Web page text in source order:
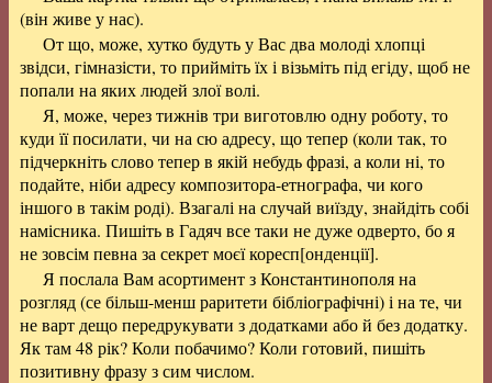
(він живе у нас).
От що, може, хутко будуть у Вас два молоді хлопці
звідси, гімназісти, то прийміть їх і візьміть під егіду, щоб не
попали на яких людей злої волі.
Я, може, через тижнів три виготовлю одну роботу, то
куди її посилати, чи на сю адресу, що тепер (коли так, то
підчеркніть слово тепер в якій небудь фразі, а коли ні, то
подайте, ніби адресу композитора-етнографа, чи кого
іншого в такім роді). Взагалі на случай виїзду, знайдіть собі
намісника. Пишіть в Гадяч все таки не дуже одверто, бо я
не зовсім певна за секрет моєї коресп[онденції].
Я послала Вам асортимент з Константинополя на
розгляд (се більш-менш раритети бібліографічні) і на те, чи
не варт дещо передрукувати з додатками або й без додатку.
Як там 48 рік? Коли побачимо? Коли готовий, пишіть
позитивну фразу з сим числом.